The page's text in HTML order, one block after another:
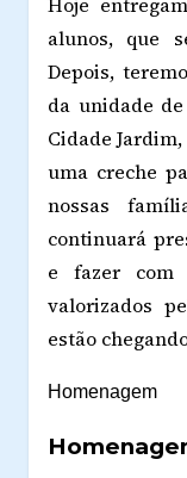
Hoje
alunos, que
Depois,
da unidade
Cidade
uma creche
nossas
continuará
e fazer com
valorizados
estão
Homenagem